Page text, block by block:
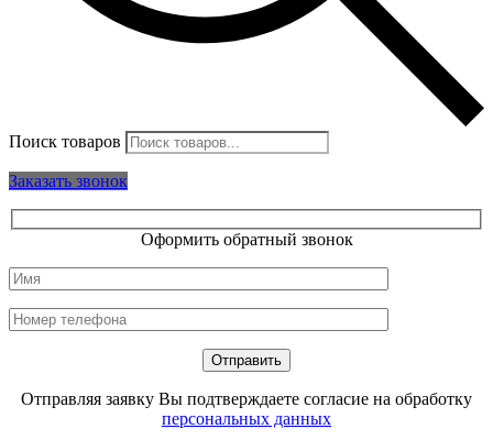
Поиск товаров
Заказать звонок
Оформить обратный звонок
Отправляя заявку Вы подтверждаете согласие на обработку
персональных данных